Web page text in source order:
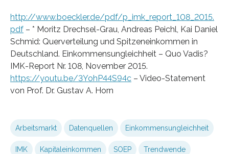
http://www.boeckler.de/pdf/p_imk_report_108_2015.
pdf – * Moritz Drechsel-Grau, Andreas Peichl, Kai Daniel
Schmid: Querverteilung und Spitzeneinkommen in
Deutschland. Einkommensungleichheit – Quo Vadis?
IMK-Report Nr. 108, November 2015.
https://youtu.be/3YohP44S94c – Video-Statement
von Prof. Dr. Gustav A. Horn
Arbeitsmarkt Datenquellen Einkommensungleichheit
IMK Kapitaleinkommen SOEP Trendwende